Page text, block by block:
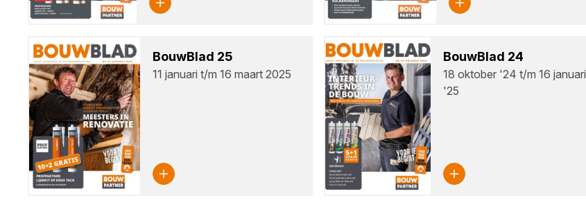
Bouw­Blad 25
11 januari t/m 16 maart 2025
Bouw­Blad 24
18 oktober '24 t/m 16 januari
'25